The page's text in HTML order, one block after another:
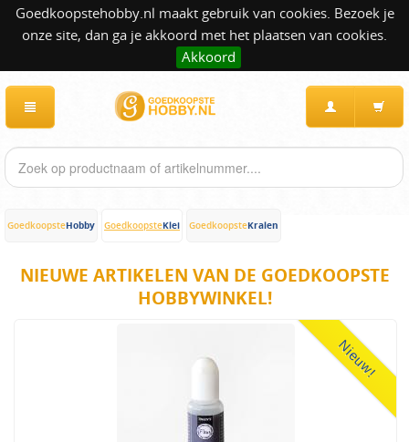
Goedkoopstehobby.nl maakt gebruik van cookies. Bezoek je
onze site, dan ga je akkoord met het plaatsen van cookies.
Akkoord
GoedkoopsteHobby GoedkoopsteKlei GoedkoopsteKralen
NIEUWE ARTIKELEN VAN DE GOEDKOOPSTE
HOBBYWINKEL!
Nieuw!